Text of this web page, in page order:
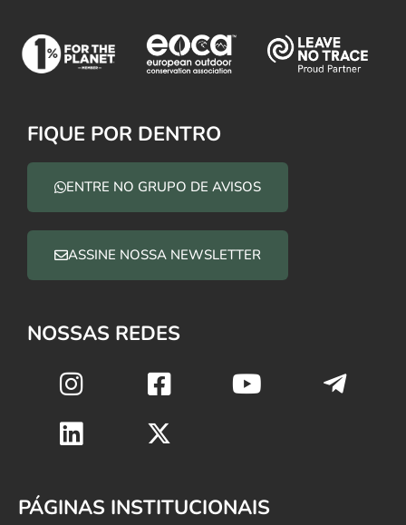
FIQUE POR DENTRO
ENTRE NO GRUPO DE AVISOS
ASSINE NOSSA NEWSLETTER
NOSSAS REDES
PÁGINAS INSTITUCIONAIS